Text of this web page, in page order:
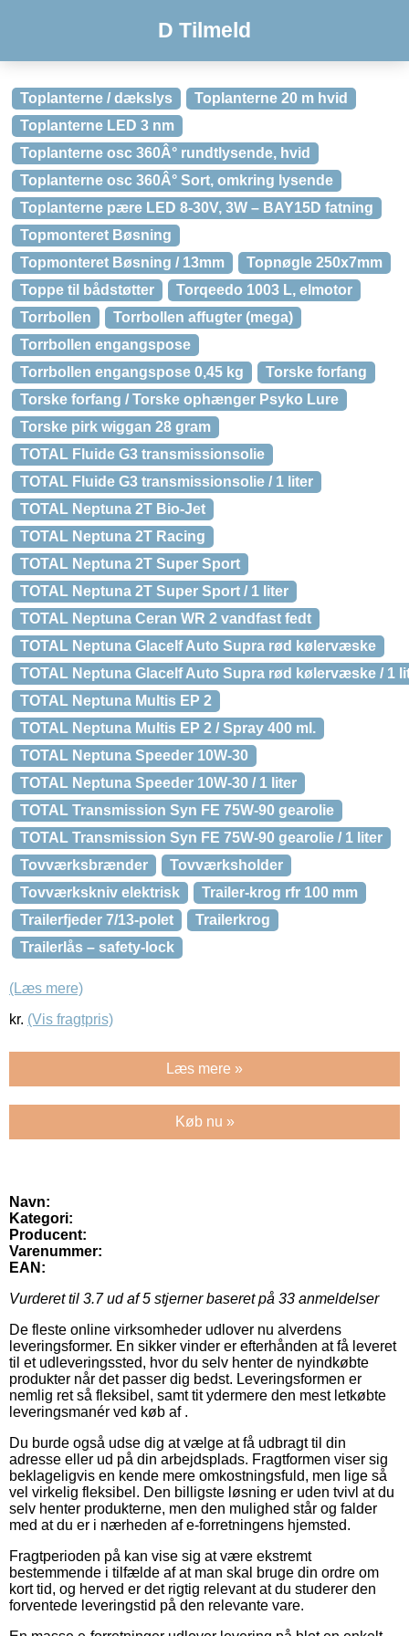
D Tilmeld
Toplanterne / dækslys
Toplanterne 20 m hvid
Toplanterne LED 3 nm
Toplanterne osc 360Â° rundtlysende, hvid
Toplanterne osc 360Â° Sort, omkring lysende
Toplanterne pære LED 8-30V, 3W – BAY15D fatning
Topmonteret Bøsning
Topmonteret Bøsning / 13mm
Topnøgle 250x7mm
Toppe til bådstøtter
Torqeedo 1003 L, elmotor
Torrbollen
Torrbollen affugter (mega)
Torrbollen engangspose
Torrbollen engangspose 0,45 kg
Torske forfang
Torske forfang / Torske ophænger Psyko Lure
Torske pirk wiggan 28 gram
TOTAL Fluide G3 transmissionsolie
TOTAL Fluide G3 transmissionsolie / 1 liter
TOTAL Neptuna 2T Bio-Jet
TOTAL Neptuna 2T Racing
TOTAL Neptuna 2T Super Sport
TOTAL Neptuna 2T Super Sport / 1 liter
TOTAL Neptuna Ceran WR 2 vandfast fedt
TOTAL Neptuna Glacelf Auto Supra rød kølervæske
TOTAL Neptuna Glacelf Auto Supra rød kølervæske / 1
TOTAL Neptuna Multis EP 2
TOTAL Neptuna Multis EP 2 / Spray 400 ml.
TOTAL Neptuna Speeder 10W-30
TOTAL Neptuna Speeder 10W-30 / 1 liter
TOTAL Transmission Syn FE 75W-90 gearolie
TOTAL Transmission Syn FE 75W-90 gearolie / 1 liter
Tovværksbrænder
Tovværksholder
Tovværkskniv elektrisk
Trailer-krog rfr 100 mm
Trailerfjeder 7/13-polet
Trailerkrog
Trailerlås – safety-lock
(Læs mere)
kr. (Vis fragtpris)
Læs mere »
Køb nu »
Navn:
Kategori:
Producent:
Varenummer:
EAN:
Vurderet til 3.7ud af 5 stjerner baseret på 33 anmeldelser
De fleste online virksomheder udlover nu alverdens
leveringsformer. En sikker vinder er efterhånden at få leveret
til et udleveringssted, hvor du selv henter de nyindkøbte
produkter når det passer dig bedst. Leveringsformen er
nemlig ret så fleksibel, samt tit ydermere den mest letkøbte
leveringsmanér ved køb af .
Du burde også udse dig at vælge at få udbragt til din
adresse eller ud på din arbejdsplads. Fragtformen viser sig
beklageligvis en kende mere omkostningsfuld, men lige så
vel virkelig fleksibel. Den billigste løsning er uden tvivl at du
selv henter produkterne, men den mulighed står og falder
med at du er i nærheden af e-forretningens hjemsted.
Fragtperioden på kan vise sig at være ekstremt
bestemmende i tilfælde af at man skal bruge din ordre om
kort tid, og herved er det rigtig relevant at du studerer den
forventede leveringstid på den relevante vare.